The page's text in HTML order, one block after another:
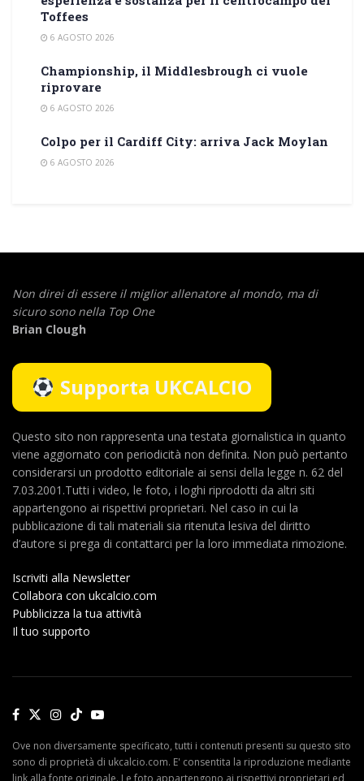
Toffees
6 AGOSTO 2026
Championship, il Middlesbrough ci vuole
riprovare
6 AGOSTO 2026
Colpo per il Cardiff City: arriva Jack Moylan
6 AGOSTO 2026
Non direi di essere il miglior allenatore al mondo, ma di
sicuro sono nella Top One
Brian Clough
Supporta UKCALCIO
Questo sito non rappresenta una testata giornalistica in quanto
viene aggiornato con periodicità non definita. Non può pertanto
considerarsi un prodotto editoriale ai sensi della legge n. 62 del
7.03.2001.Tutti i video, le foto, i loghi riprodotti da altri siti
appartengono ai rispettivi proprietari. Nel caso in cui la
pubblicazione di tali materiali sia ritenuta lesiva del diritto
d’autore si prega di contattarci per la loro immediata rimozione.
Iscriviti alla Newsletter
Collabora con ukcalcio.com
Pubblicizza la tua attività
Il tuo supporto
Ove non diversamente specificato, tutti i contenuti presenti su questo sito
sono di proprietà di ukcalcio.com. E' consentita la riproduzione mediante
link alla fonte originale. Le foto appartengono ai rispettivi proprietari ed